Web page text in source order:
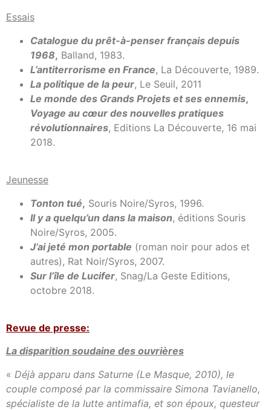
Essais
Catalogue du prêt-à-penser français depuis
1968, Balland, 1983.
L’antiterrorisme en France, La Découverte, 1989.
La politique de la peur, Le Seuil, 2011
Le monde des Grands Projets et ses ennemis,
Voyage au cœur des nouvelles pratiques
révolutionnaires, Editions La Découverte, 16 mai
2018.
Jeunesse
Tonton tué, Souris Noire/Syros, 1996.
Il y a quelqu’un dans la maison, éditions Souris
Noire/Syros, 2005.
J’ai jeté mon portable (roman noir pour ados et
autres), Rat Noir/Syros, 2007.
Sur l’île de Lucifer, Snag/La Geste Editions,
octobre 2018.
Revue de presse:
La disparition soudaine des ouvrières
« Déjà apparu dans Saturne (Le Masque, 2010), le
couple composé par la commissaire Simona Tavianello,
spécialiste de la lutte antimafia, et son époux, questeur